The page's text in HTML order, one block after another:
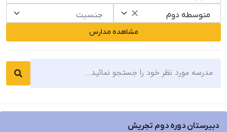
متوسطه دوم
جنسیت
مشاهده مدارس
دبیرستان دوره دوم تجریش